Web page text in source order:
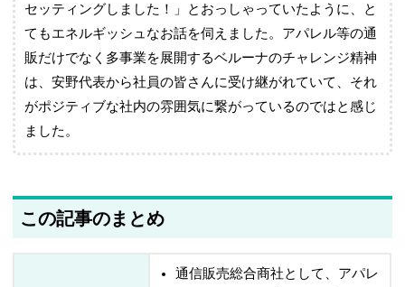
セッティングしました！」とおっしゃっていたように、と
てもエネルギッシュなお話を伺えました。アパレル等の通
販だけでなく多事業を展開するベルーナのチャレンジ精神
は、安野代表から社員の皆さんに受け継がれていて、それ
がポジティブな社内の雰囲気に繋がっているのではと感じ
ました。
この記事のまとめ
通信販売総合商社として、アパレ